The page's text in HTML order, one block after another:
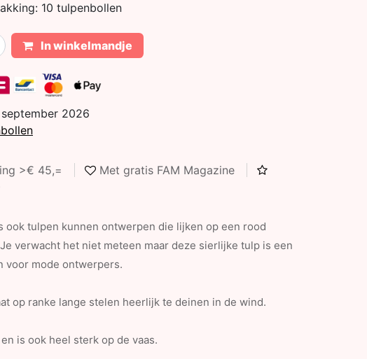
10 tulpenbollen
In winkelmandje
2026
>€ 45,=
Met gratis FAM Magazine
ook tulpen kunnen ontwerpen die lijken op een rood
verwacht het niet meteen maar deze sierlijke tulp is een
voor mode ontwerpers.
op ranke lange stelen heerlijk te deinen in de wind.
is ook heel sterk op de vaas.